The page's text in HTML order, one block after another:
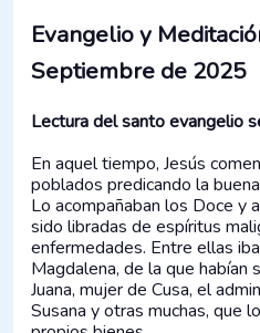
Evangelio y
Septiembre de 2025
Lectura del santo evangelio
En aquel tiempo, Jesús
poblados predicando la
Lo acompañaban los Doce y
sido libradas de espíritus
enfermedades. Entre ellas
Magdalena, de la que habían
Juana, mujer de Cusa, el
Susana y otras muchas, que